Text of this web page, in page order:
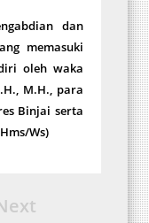
dan
memasuki
oleh waka
M.H., para
Binjai serta
Ws)